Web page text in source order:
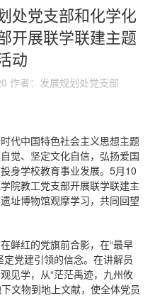
处党支部和化学化
开展联学联建主题
动
作者：发展规划处党支部
代中国特色社会主义思想主题
觉、坚定文化自信，弘扬爱国
身学校教育事业发展。5月10
院教工党支部开展联学联建主
址博物馆观摩学习，共同回望
鲜红的党旗前合影，在“最早
党建引领的信念。在讲解员
见学，从“茫茫禹迹，九州攸
文物到地上文献，使全体党员